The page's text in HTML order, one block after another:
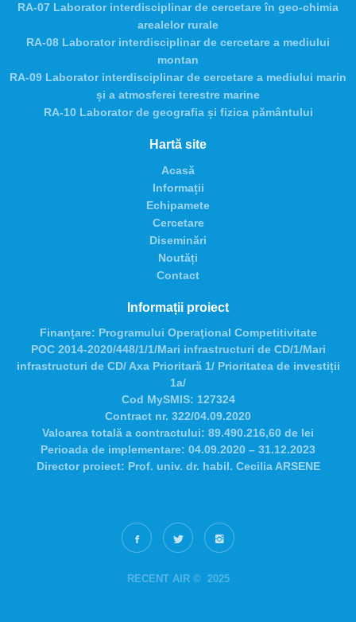
RA-07 Laborator interdisciplinar de cercetare în geo-chimia
arealelor rurale
RA-08 Laborator interdisciplinar de cercetare a mediului
montan
RA-09 Laborator interdisciplinar de cercetare a mediului marin
și a atmosferei terestre marine
RA-10 Laborator de geografia și fizica pământului
Hartă site
Acasă
Informații
Echipamete
Cercetare
Diseminări
Noutăți
Contact
Informații proiect
Finanțare: Programului Operaţional Competitivitate
POC 2014-2020/448/1/1/Mari infrastructuri de CD/1/Mari
infrastructuri de CD/ Axa Prioritară 1/ Prioritatea de investiții
1a/
Cod MySMIS: 127324
Contract nr. 322/04.09.2020
Valoarea totală a contractului: 89.490.216,60 de lei
Perioada de implementare: 04.09.2020 – 31.12.2023
Director proiect: Prof. univ. dr. habil. Cecilia ARSENE
RECENT AIR © 2025